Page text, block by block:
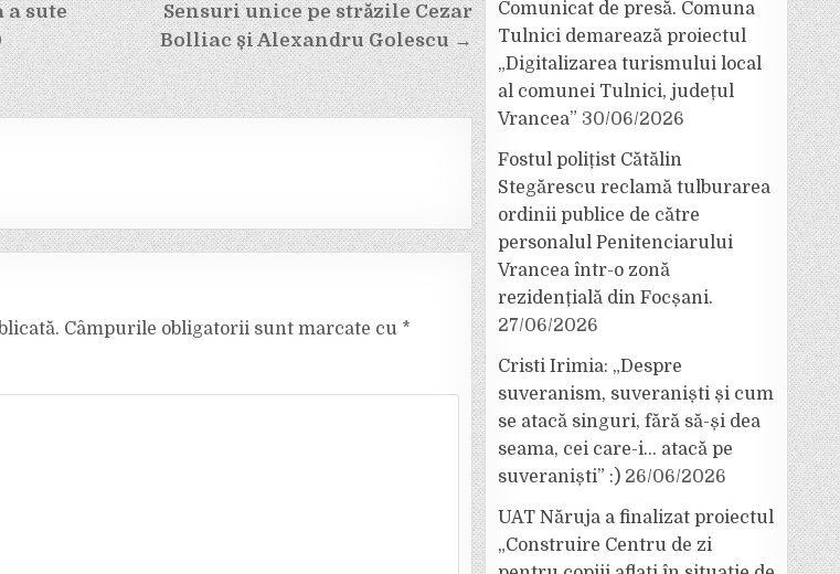
Sensuri unice pe străzile Cezar
Bolliac și Alexandru Golescu →
a sute
Câmpurile obligatorii sunt marcate cu *
Comunicat de presă. Comuna
Tulnici demarează proiectul
„Digitalizarea turismului local
al comunei Tulnici, județul
Vrancea” 30/06/2026
Fostul polițist Cătălin
Stegărescu reclamă tulburarea
ordinii publice de către
personalul Penitenciarului
Vrancea într-o zonă
rezidențială din Focșani.
27/06/2026
Cristi Irimia: „Despre
suveranism, suveraniști și cum
se atacă singuri, fără să-și dea
seama, cei care-i… atacă pe
suveraniști” :) 26/06/2026
UAT Năruja a finalizat proiectul
„Construire Centru de zi